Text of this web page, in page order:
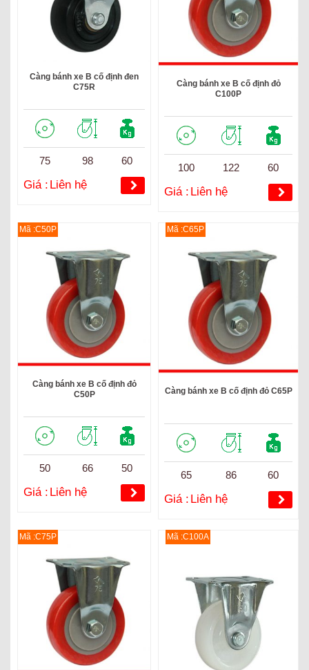
Càng bánh xe B cố định đen
C75R
75 98 60
Giá : Liên hệ
Càng bánh xe B cố định đỏ
C100P
100 122 60
Giá : Liên hệ
Mã :C50P
Càng bánh xe B cố định đỏ
C50P
50 66 50
Giá : Liên hệ
Mã :C65P
Càng bánh xe B cố định đỏ C65P
65 86 60
Giá : Liên hệ
Mã :C75P Mã :C100A